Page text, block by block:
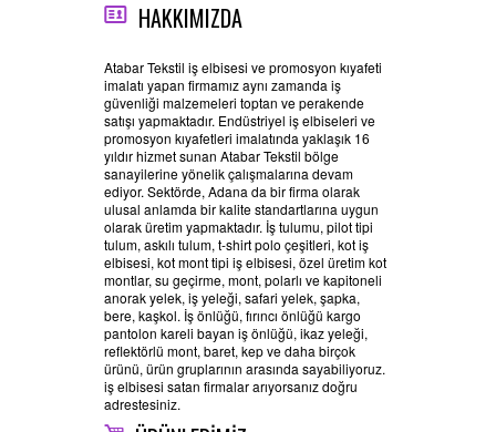
HAKKIMIZDA
Atabar Tekstil iş elbisesi ve promosyon kıyafeti
imalatı yapan firmamız aynı zamanda iş
güvenliği malzemeleri toptan ve perakende
satışı yapmaktadır. Endüstriyel iş elbiseleri ve
promosyon kıyafetleri imalatında yaklaşık 16
yıldır hizmet sunan Atabar Tekstil bölge
sanayilerine yönelik çalışmalarına devam
ediyor. Sektörde, Adana da bir firma olarak
ulusal anlamda bir kalite standartlarına uygun
olarak üretim yapmaktadır. İş tulumu, pilot tipi
tulum, askılı tulum, t-shirt polo çeşitleri, kot iş
elbisesi, kot mont tipi iş elbisesi, özel üretim kot
montlar, su geçirme, mont, polarlı ve kapitoneli
anorak yelek, iş yeleği, safari yelek, şapka,
bere, kaşkol. İş önlüğü, fırıncı önlüğü kargo
pantolon kareli bayan iş önlüğü, ikaz yeleği,
reflektörlü mont, baret, kep ve daha birçok
ürünü, ürün gruplarının arasında sayabiliyoruz.
iş elbisesi satan firmalar arıyorsanız doğru
adrestesiniz.